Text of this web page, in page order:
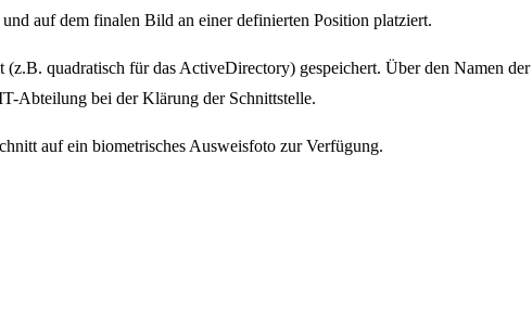
auf dem finalen Bild an einer definierten Position platziert.
quadratisch für das ActiveDirectory) gespeichert. Über den Namen
Abteilung bei der Klärung der Schnittstelle.
auf ein biometrisches Ausweisfoto zur Verfügung.